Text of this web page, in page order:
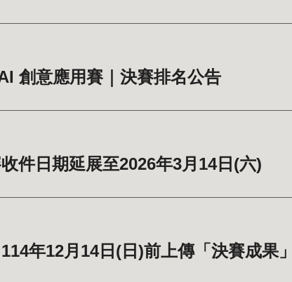
創意應用賽｜決賽排名公告
件日期延展至2026年3月14日(六)
年12月14日(日)前上傳「決賽成果」